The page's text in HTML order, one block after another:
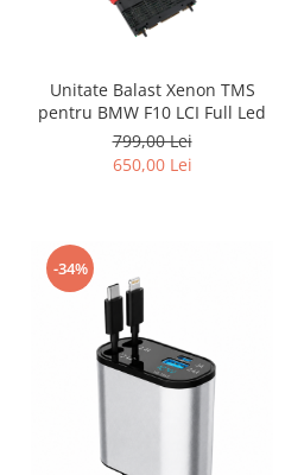
Unitate Balast Xenon TMS
pentru BMW F10 LCI Full Led
799,00 Lei
650,00 Lei
-34%